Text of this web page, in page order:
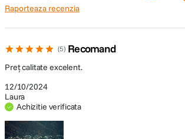
Raporteaza recenzia
5 Recomand
12/10/2024
Laura
Achizitie verificata
Preț calitate excelent.